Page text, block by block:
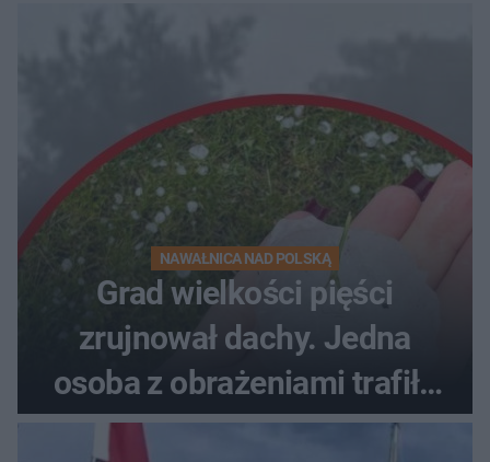
NAWAŁNICA NAD POLSKĄ
Grad wielkości pięści
zrujnował dachy. Jedna
osoba z obrażeniami trafiła
do szpitala